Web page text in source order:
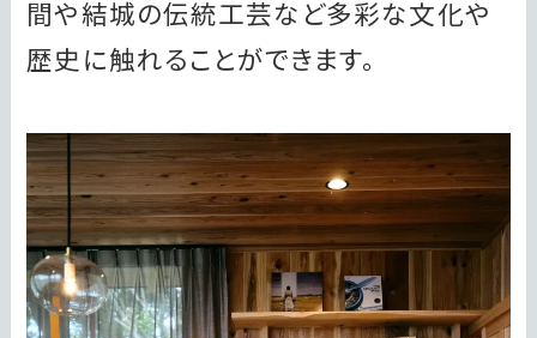
間や結城の伝統工芸など多彩な文化や
歴史に触れることができます。